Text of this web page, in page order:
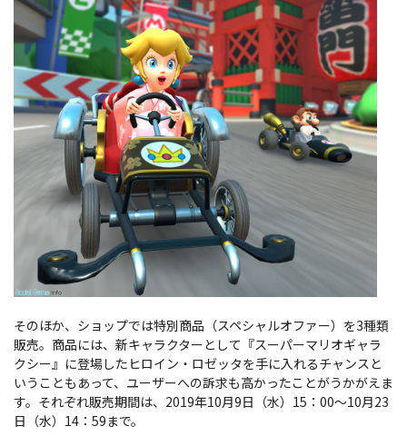
そのほか、ショップでは特別商品（スペシャルオファー）を3種類
販売。商品には、新キャラクターとして『スーパーマリオギャラ
クシー』に登場したヒロイン・ロゼッタを手に入れるチャンスと
いうこともあって、ユーザーへの訴求も高かったことがうかがえま
す。それぞれ販売期間は、2019年10月9日（水）15：00～10月23
日（水）14：59まで。